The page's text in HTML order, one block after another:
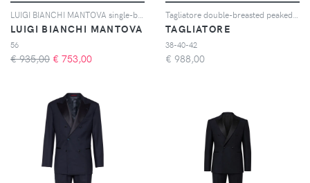
LUIGI BIANCHI MANTOVA
56
€ 935,00 € 753,00
TAGLIATORE
38-40-42
€ 988,00